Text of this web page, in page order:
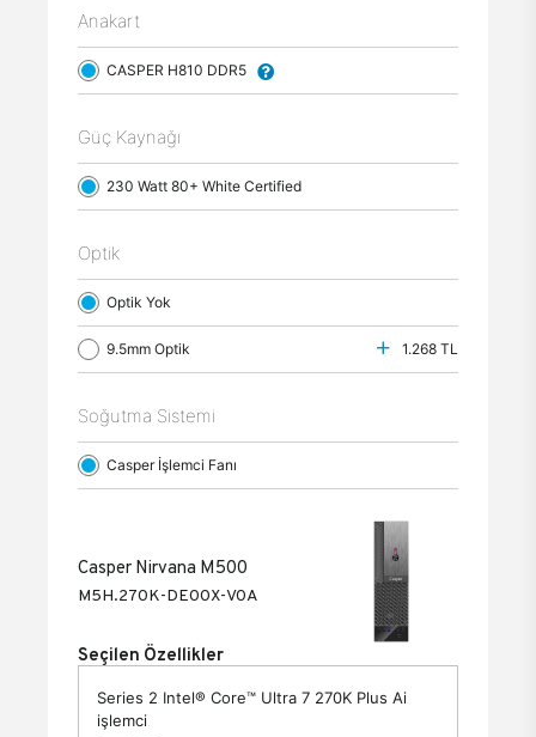
Anakart
CASPER H810 DDR5
Güç Kaynağı
230 Watt 80+ White Certified
Optik
Optik Yok
9.5mm Optik 1.268 TL
Soğutma Sistemi
Casper İşlemci Fanı
Casper Nirvana M500
M5H.270K-DE00X-V0A
Seçilen Özellikler
Series 2 Intel® Core™ Ultra 7 270K Plus Ai
işlemci